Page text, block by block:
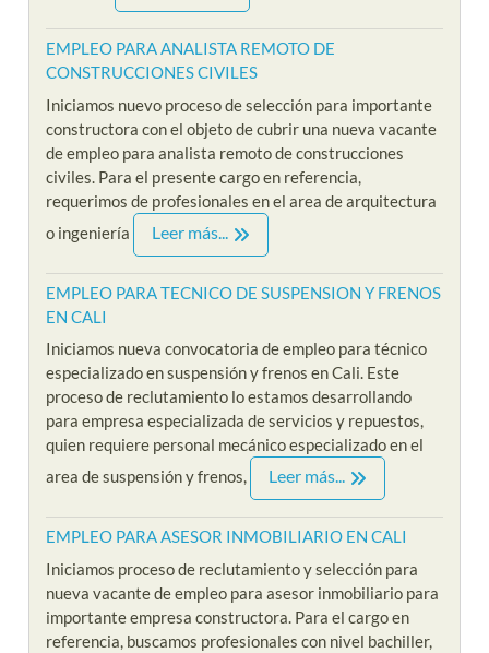
EMPLEO PARA ANALISTA REMOTO DE
CONSTRUCCIONES CIVILES
Iniciamos nuevo proceso de selección para importante
constructora con el objeto de cubrir una nueva vacante
de empleo para analista remoto de construcciones
civiles. Para el presente cargo en referencia,
requerimos de profesionales en el area de arquitectura
o ingeniería
Leer más...
EMPLEO PARA TECNICO DE SUSPENSION Y FRENOS
EN CALI
Iniciamos nueva convocatoria de empleo para técnico
especializado en suspensión y frenos en Cali. Este
proceso de reclutamiento lo estamos desarrollando
para empresa especializada de servicios y repuestos,
quien requiere personal mecánico especializado en el
area de suspensión y frenos,
Leer más...
EMPLEO PARA ASESOR INMOBILIARIO EN CALI
Iniciamos proceso de reclutamiento y selección para
nueva vacante de empleo para asesor inmobiliario para
importante empresa constructora. Para el cargo en
referencia, buscamos profesionales con nivel bachiller,